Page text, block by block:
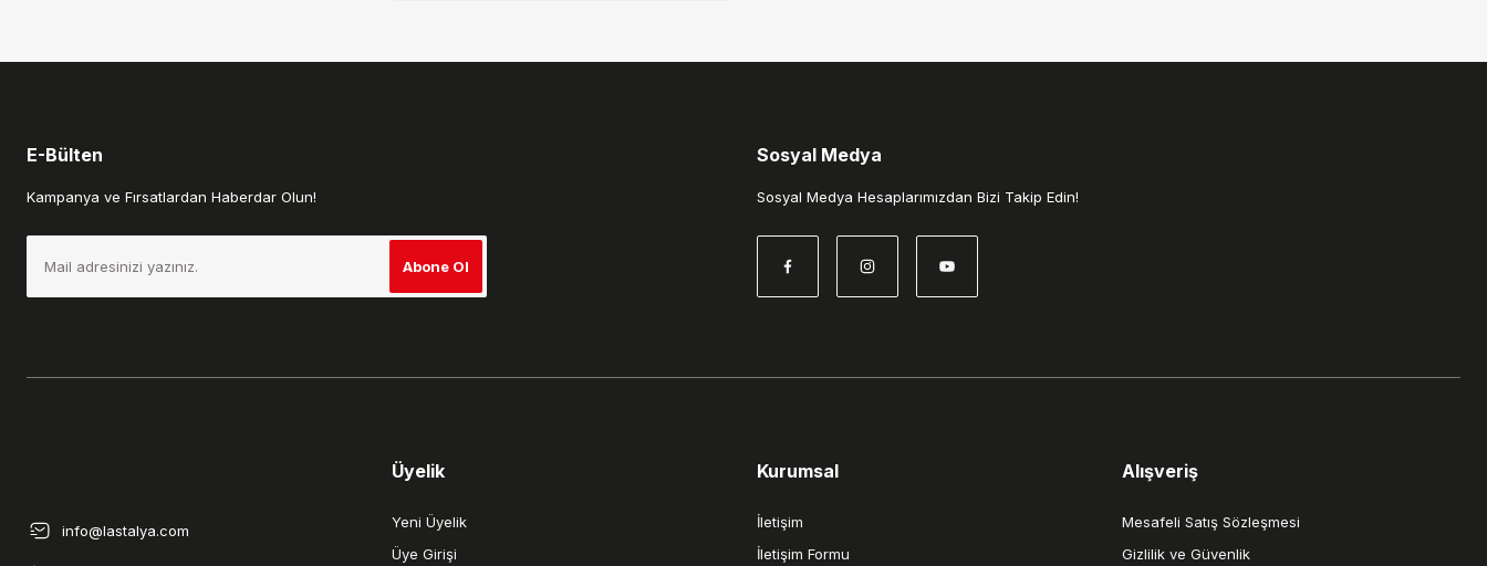
Gönder
E-Bülten
Kampanya ve Fırsatlardan Haberdar Olun!
Abone Ol
Sosyal Medya
Sosyal Medya Hesaplarımızdan Bizi Takip Edin!
info@lastalya.com
Üyelik
Yeni Üyelik
Üye Girişi
Kurumsal
İletişim
İletişim Formu
Alışveriş
Mesafeli Satış Sözleşmesi
Gizlilik ve Güvenlik